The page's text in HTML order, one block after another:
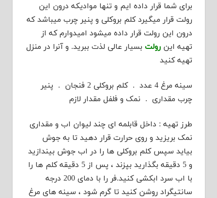
برای شما قرار داده ایم و تنها موادیکه درون این
رولت قرار میگیرد کلم بروکلی و پنیر چرب میباشد که
درون این رولت قرار داده میشود امیدوارم که از
تهیه این رولت بسیار عالی لذت ببرید. و آنرا در منزل
تهیه کنید
سینه مرغ 4 عدد . کلم بروکلی 2 فنجان . پنیر
چرب مقداری . نمک و فلفل مقدار لازم
طرز تهیه : داخل قابلمه ای چند لیوان اب و مقداری
نمک بریزید و روی حرارت قرار دهید تا به جوش
بیاید سپس کلم بروکلی ها را در اب جوش بیندازید
و 5 دقیقه بگذارید بپزند ، پس از 5 دقیقه کلم ها را
با اب سرد ابکشی کنید.فر را با دمای 200 درجه
سانتیگراد روشن کنید تا گرم شود ، سینه های مرغ